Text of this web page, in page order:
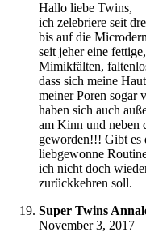
Hallo liebe Twins,
ich zelebriere seit
bis auf die
seit jeher eine
Mimikfälten,
dass sich meine
meiner Poren sogar
haben sich auch
am Kinn und neben
geworden!!! Gibt es
liebgewonne
ich nicht doch
zurückkehren soll.
Super Twins
November 3, 2017